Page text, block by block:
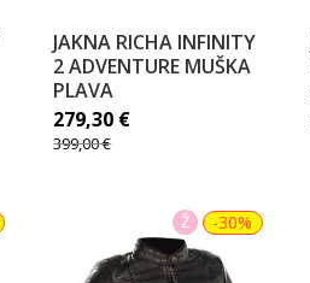
JAKNA RICHA INFINITY
2 ADVENTURE MUŠKA
PLAVA
279,30 €
399,00€
Ž -30%